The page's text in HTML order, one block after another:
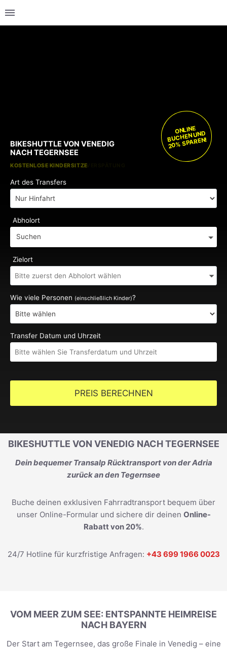
KOSTENLOSE KINDERSITZE
KEINE GEBÜHREN BEI FLUGVERSPÄTUNG
BIKESHUTTLE VON VENEDIG
NACH TEGERNSEE
ONLINE
BUCHEN UND
20% SPAREN!
Art des Transfers
Abholort
Suchen
Zielort
Wie viele Personen (einschließlich Kinder)?
Transfer Datum und Uhrzeit
PREIS BERECHNEN
BIKESHUTTLE VON VENEDIG NACH TEGERNSEE
Dein bequemer Transalp Rücktransport von der Adria
zurück an den Tegernsee
Buche deinen exklusiven Fahrradtransport bequem über
unser Online-Formular und sichere dir deinen Online-
Rabatt von 20%.
24/7 Hotline für kurzfristige Anfragen: +43 699 1966 0023
VOM MEER ZUM SEE: ENTSPANNTE HEIMREISE
NACH BAYERN
Der Start am Tegernsee, das große Finale in Venedig – eine